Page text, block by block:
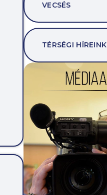
VECSÉS
TÉRSÉGI HÍREINK